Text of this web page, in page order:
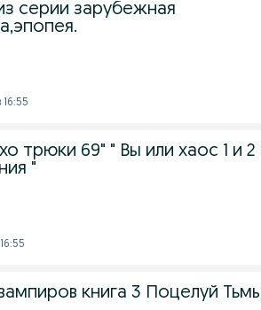
серии зарубежная
16:55
трюки 69" " Вы или хаос 1 и 2
"
книга 3 Поцелуй